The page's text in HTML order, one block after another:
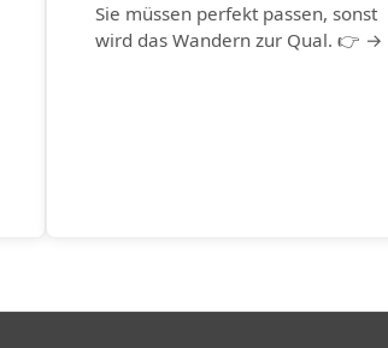
Sie müssen perfekt passen, sonst
wird das Wandern zur Qual. 👉 →